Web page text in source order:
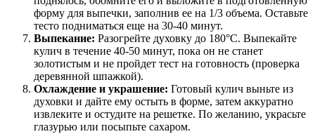
форму для выпечки, заполнив ее на 1/3 объема. Оставьте
тесто подниматься еще на 30-40 минут.
Выпекание: Разогрейте духовку до 180°C. Выпекайте
кулич в течение 40-50 минут, пока он не станет
золотистым и не пройдет тест на готовность (проверка
деревянной шпажкой).
Охлаждение и украшение: Готовый кулич выньте из
духовки и дайте ему остыть в форме, затем аккуратно
извлеките и остудите на решетке. По желанию, украсьте
глазурью или посыпьте сахаром.